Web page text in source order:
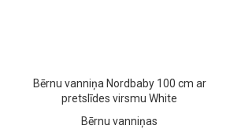
Bērnu vanniņa Nordbaby 100 cm ar
pretslīdes virsmu White
Bērnu vanniņas